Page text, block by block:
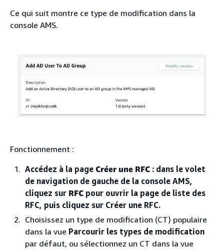
Ce qui suit montre ce type de modification dans la
console AMS.
Fonctionnement :
Accédez à la page Créer une RFC : dans le volet
de navigation de gauche de la console AMS,
cliquez sur RFC pour ouvrir la page de liste des
RFC, puis cliquez sur Créer une RFC.
Choisissez un type de modification (CT) populaire
dans la vue Parcourir les types de modification
par défaut, ou sélectionnez un CT dans la vue